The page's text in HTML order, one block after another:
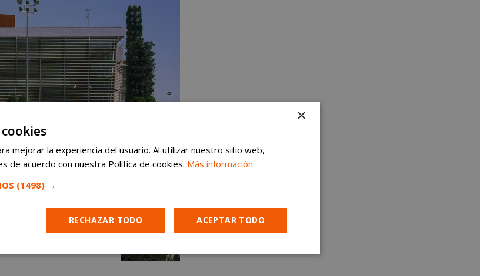
×
mejorar la experiencia del usuario. Al utilizar nuestro sitio web,
de acuerdo con nuestra Política de cookies. Más información
(1498) →
ACEPTAR TODO
RECHAZAR TODO
de
Cookies de
Cookies de
funcionalidad
Cookies no